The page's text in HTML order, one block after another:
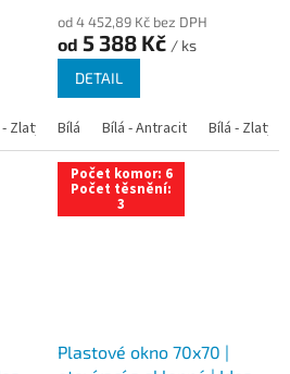
Zlatý dub Bílá - Tmavý dub Bílá -
od 4 452,89 Kč bez DPH
od 5 388 Kč / ks
DETAIL
Bílá Bílá - Antracit Bílá - Zlatý
Počet komor: 6
Počet těsnění:
3
Plastové okno 70x70 |